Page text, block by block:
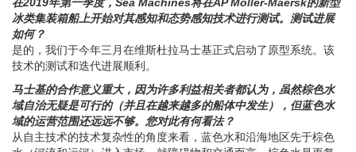
在2019年第一季度，Sea Machines将在AP Moller-Maersk的新型
冰类集装箱船上开始对其感知和态势感知技术进行测试。测试进展
如何？
是的，我们于今年三月在维斯杜拉马士基正式启动了原型系统。该
技术的测试和迭代进展顺利。
马士基的合作意义重大，因为许多利益相关者都认为，虽然棕色水
域自治无疑是可行的（并且在越来越多的船体中发生），但蓝色水
域的运营范围还远远不够。您对此有何看法？
从自主技术的技术复杂性的角度来看，蓝色水和沿海地区先于棕色